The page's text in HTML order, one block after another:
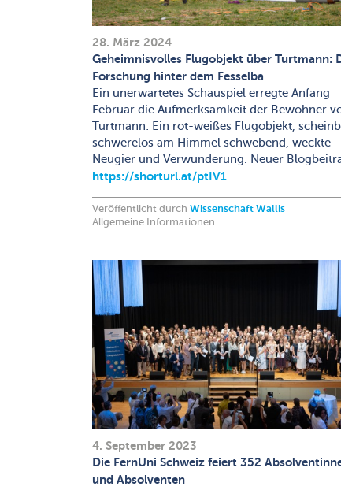
28. März 2024
Geheimnisvolles Flugobjekt über Turtmann:
Forschung hinter dem Fesselba
Ein unerwartetes Schauspiel erregte Anfang
Februar die Aufmerksamkeit der Bewohner
Turtmann: Ein rot-weißes Flugobjekt,
schwerelos am Himmel schwebend, weckte
Neugier und Verwunderung. Neuer
https://shorturl.at/ptIV1
Veröffentlicht durch Wissenschaft Wallis
Allgemeine Informationen
4. September 2023
Die FernUni Schweiz feiert 352
und Absolventen